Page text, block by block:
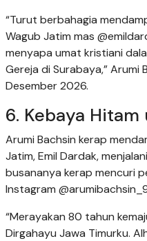
“Turut berbahagia
Wagub Jatim mas
menyapa umat kristiani
Gereja di Surabaya,” Arumi
Desember 2026.
6. Kebaya
Arumi Bachsin kerap
Jatim, Emil Dardak,
busananya kerap mencuri
Instagram
“Merayakan 80 tahun
Dirgahayu Jawa Timurku.